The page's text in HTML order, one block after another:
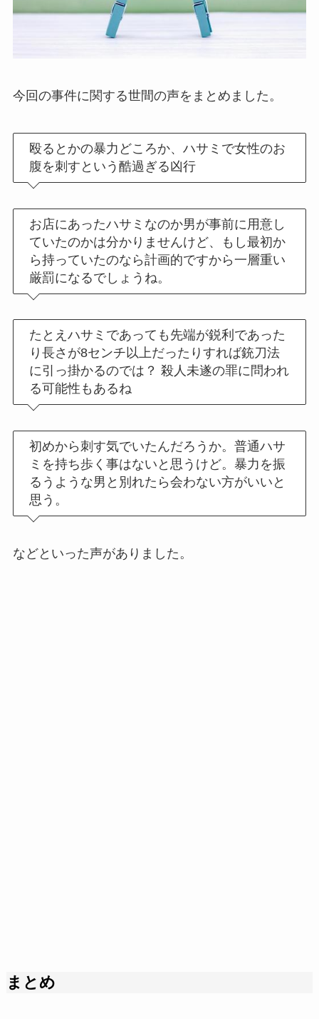
今回の事件に関する世間の声をまとめました。
殴るとかの暴力どころか、ハサミで女性のお
腹を刺すという酷過ぎる凶行
お店にあったハサミなのか男が事前に用意し
ていたのかは分かりませんけど、もし最初か
ら持っていたのなら計画的ですから一層重い
厳罰になるでしょうね。
たとえハサミであっても先端が鋭利であった
り長さが8センチ以上だったりすれば銃刀法
に引っ掛かるのでは？ 殺人未遂の罪に問われ
る可能性もあるね
初めから刺す気でいたんだろうか。普通ハサ
ミを持ち歩く事はないと思うけど。暴力を振
るうような男と別れたら会わない方がいいと
思う。
などといった声がありました。
まとめ